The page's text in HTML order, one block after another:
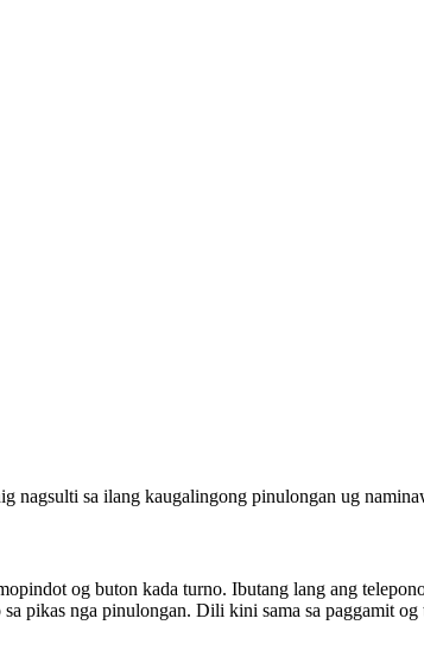
nagsulti sa ilang kaugalingong pinulongan ug
og buton kada turno. Ibutang lang ang
pikas nga pinulongan. Dili kini sama sa paggamit